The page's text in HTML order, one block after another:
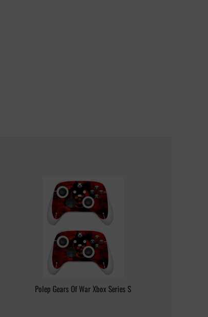
Polep Gears Of War Xbox Series S